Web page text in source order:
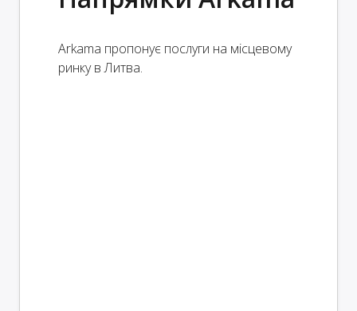
Arkama пропонує послуги на місцевому
ринку в Литва.